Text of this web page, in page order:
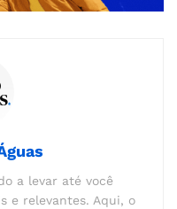
a levar até você
e relevantes. Aqui, o